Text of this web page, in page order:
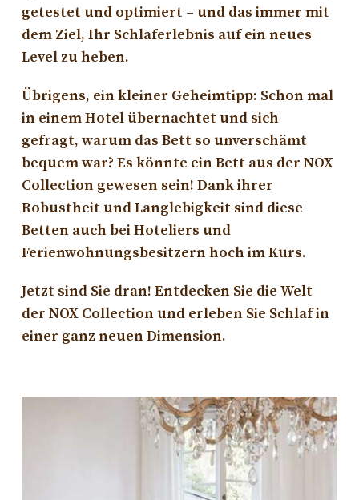
getestet und optimiert – und das immer mit
dem Ziel, Ihr Schlaferlebnis auf ein neues
Level zu heben.
Übrigens, ein kleiner Geheimtipp: Schon mal
in einem Hotel übernachtet und sich
gefragt, warum das Bett so unverschämt
bequem war? Es könnte ein Bett aus der NOX
Collection gewesen sein! Dank ihrer
Robustheit und Langlebigkeit sind diese
Betten auch bei Hoteliers und
Ferienwohnungsbesitzern hoch im Kurs.
Jetzt sind Sie dran! Entdecken Sie die Welt
der NOX Collection und erleben Sie Schlaf in
einer ganz neuen Dimension.